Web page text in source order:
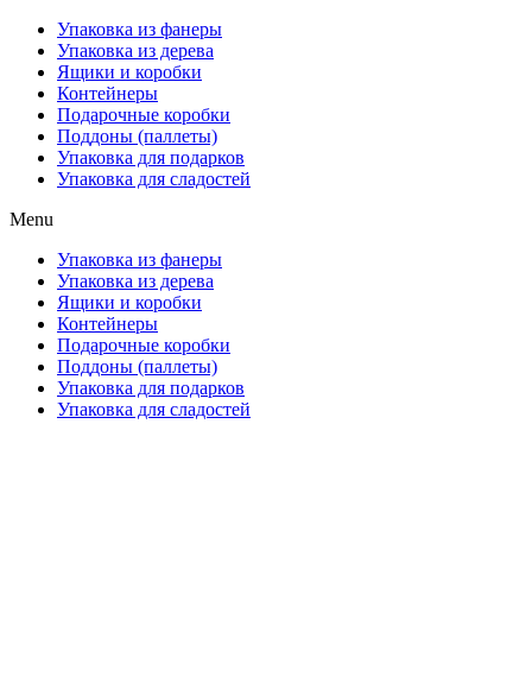
Упаковка из фанеры
Упаковка из дерева
Ящики и коробки
Контейнеры
Подарочные коробки
Поддоны (паллеты)
Упаковка для подарков
Упаковка для сладостей
Menu
Упаковка из фанеры
Упаковка из дерева
Ящики и коробки
Контейнеры
Подарочные коробки
Поддоны (паллеты)
Упаковка для подарков
Упаковка для сладостей